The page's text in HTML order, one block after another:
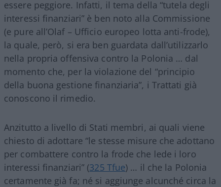
essere peggiore. Infatti, il tema della “tutela degli
interessi finanziari” è ben noto alla Commissione
(e pure all’Olaf – Ufficio europeo lotta anti-frode),
la quale, però, si era ben guardata dall’utilizzarlo
nella propria offensiva contro la Polonia … dal
momento che, per la violazione del “principio
della buona gestione finanziaria”, i Trattati già
conoscono il rimedio.
Anzitutto a livello di Stati membri, ai quali viene
chiesto di adottare “le stesse misure che adottano
per combattere contro la frode che lede i loro
interessi finanziari” (325 Tfue) … il che la Polonia
certamente già fa; né si aggiunge alcunché circa la